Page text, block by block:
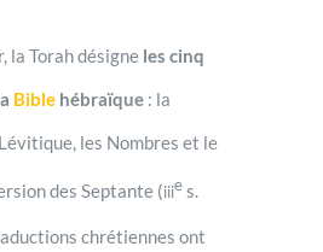
la Torah désigne les cinq
Biblehébraïque: la
les Nombres et le
des Septante (iiies.
chrétiennes ont